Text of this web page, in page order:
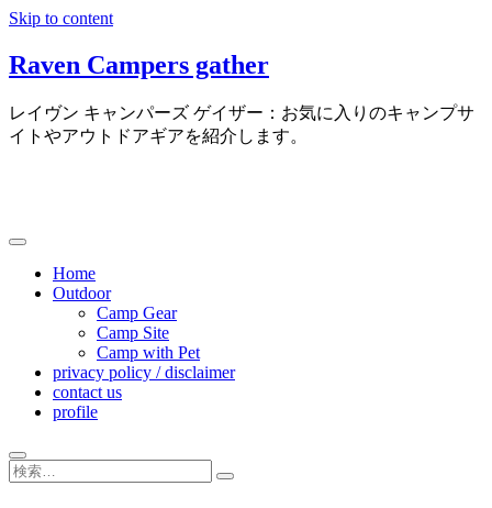
Skip to content
Raven Campers gather
レイヴン キャンパーズ ゲイザー：お気に入りのキャンプサ
イトやアウトドアギアを紹介します。
Home
Outdoor
Camp Gear
Camp Site
Camp with Pet
privacy policy / disclaimer
contact us
profile